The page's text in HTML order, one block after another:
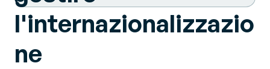
l'internazionalizzazio
ne